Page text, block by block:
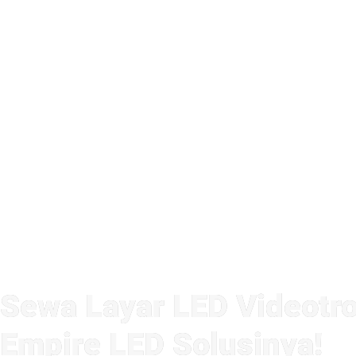
Sewa Layar LED
Empire LED Solusinya!